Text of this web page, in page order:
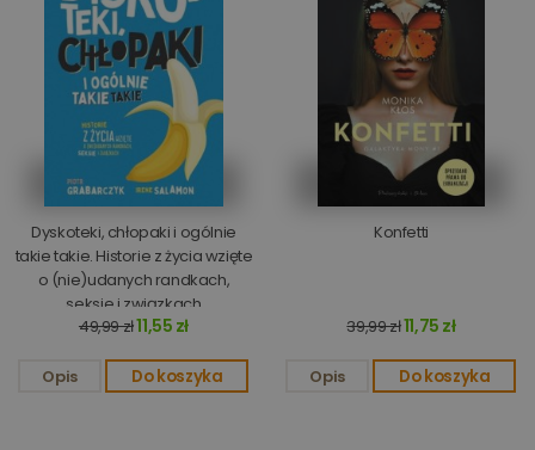
Dyskoteki, chłopaki i ogólnie
takie takie. Historie z życia wzięte
o (nie)udanych randkach,
seksie i związkach
49,99 zł11,55 zł
Opis Do koszyka
Konfetti
39,99 zł11,75 zł
Opis Do koszyka